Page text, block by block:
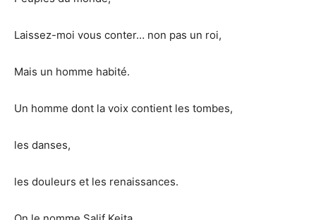
Laissez-moi vous conter… non pas un roi,
Mais un homme habité.
Un homme dont la voix contient les tombes,
les danses,
les douleurs et les renaissances.